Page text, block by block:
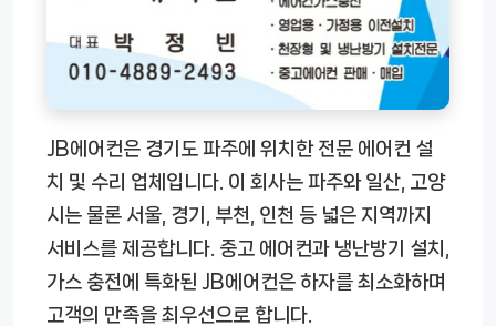
JB에어컨은 경기도 파주에 위치한 전문 에어컨 설
치 및 수리 업체입니다. 이 회사는 파주와 일산, 고양
시는 물론 서울, 경기, 부천, 인천 등 넓은 지역까지
서비스를 제공합니다. 중고 에어컨과 냉난방기 설치,
가스 충전에 특화된 JB에어컨은 하자를 최소화하며
고객의 만족을 최우선으로 합니다.